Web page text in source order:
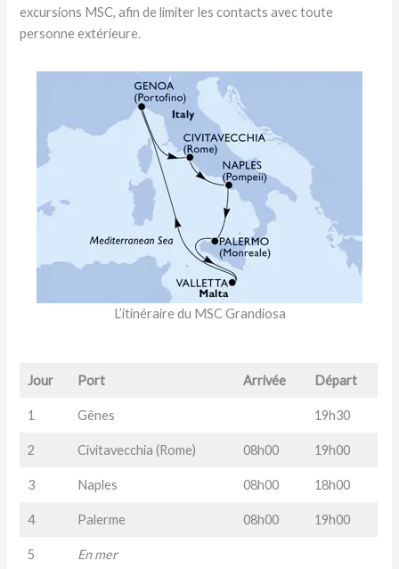
excursions MSC, afin de limiter les contacts avec toute
personne extérieure.
L’itinéraire du MSC Grandiosa
Jour Port Arrivée Départ
1 Gênes 19h30
2 Civitavecchia (Rome) 08h00 19h00
3 Naples 08h00 18h00
4 Palerme 08h00 19h00
5 En mer